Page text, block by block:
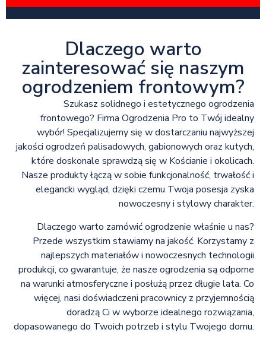
Dlaczego warto
zainteresować się naszym
ogrodzeniem frontowym?
Szukasz solidnego i estetycznego ogrodzenia
frontowego? Firma Ogrodzenia Pro to Twój idealny
wybór! Specjalizujemy się w dostarczaniu najwyższej
jakości ogrodzeń palisadowych, gabionowych oraz kutych,
które doskonale sprawdzą się w Kościanie i okolicach.
Nasze produkty łączą w sobie funkcjonalność, trwałość i
elegancki wygląd, dzięki czemu Twoja posesja zyska
nowoczesny i stylowy charakter.
Dlaczego warto zamówić ogrodzenie właśnie u nas?
Przede wszystkim stawiamy na jakość. Korzystamy z
najlepszych materiałów i nowoczesnych technologii
produkcji, co gwarantuje, że nasze ogrodzenia są odporne
na warunki atmosferyczne i posłużą przez długie lata. Co
więcej, nasi doświadczeni pracownicy z przyjemnością
doradzą Ci w wyborze idealnego rozwiązania,
dopasowanego do Twoich potrzeb i stylu Twojego domu.